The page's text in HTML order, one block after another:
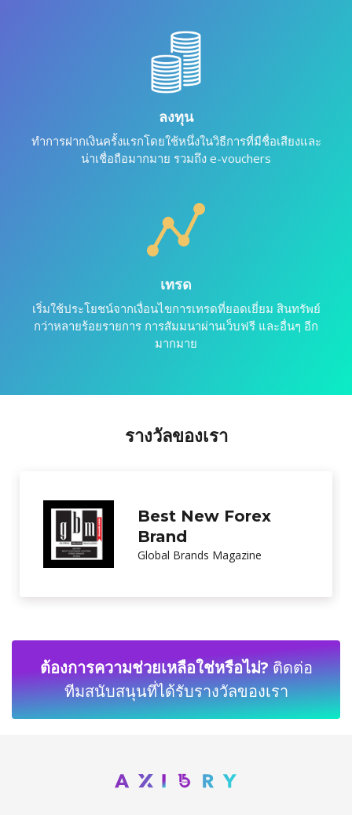
ลงทุน
ทำการฝากเงินครั้งแรกโดยใช้หนึ่งในวิธีการที่มีชื่อเสียงและ
น่าเชื่อถือมากมาย รวมถึง e-vouchers
เทรด
เริ่มใช้ประโยชน์จากเงื่อนไขการเทรดที่ยอดเยี่ยม สินทรัพย์
กว่าหลายร้อยรายการ การสัมมนาผ่านเว็บฟรี และอื่นๆ อีก
มากมาย
รางวัลของเรา
Excellence in
Customer Service
International Investor Magazine
ต้องการความช่วยเหลือใช่หรือไม่?ติดต่อ
ทีมสนับสนุนที่ได้รับรางวัลของเรา